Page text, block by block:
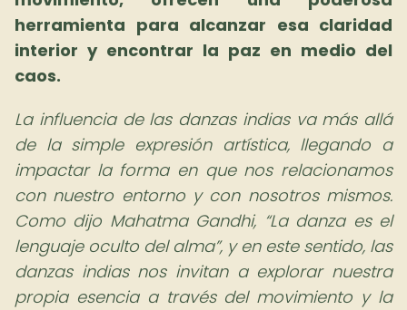
herramienta para alcanzar esa claridad
interior y encontrar la paz en medio del
caos.
La influencia de las danzas indias va más allá
de la simple expresión artística, llegando a
impactar la forma en que nos relacionamos
con nuestro entorno y con nosotros mismos.
Como dijo Mahatma Gandhi, La danza es el
lenguaje oculto del alma , y en este sentido, las
danzas indias nos invitan a explorar nuestra
propia esencia a través del movimiento y la